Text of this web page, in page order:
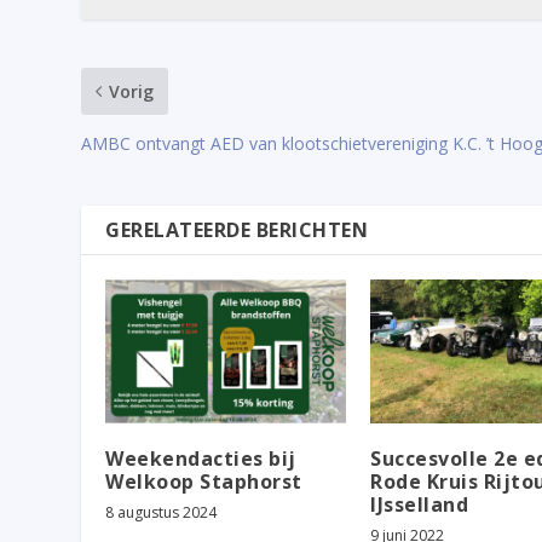
Vorig
AMBC ontvangt AED van klootschietvereniging K.C. ’t
GERELATEERDE BERICHTEN
Weekendacties bij
Welkoop Staphorst
8 augustus 2024
Succesvolle 2e
Rode Kruis
IJsselland
9 juni 2022